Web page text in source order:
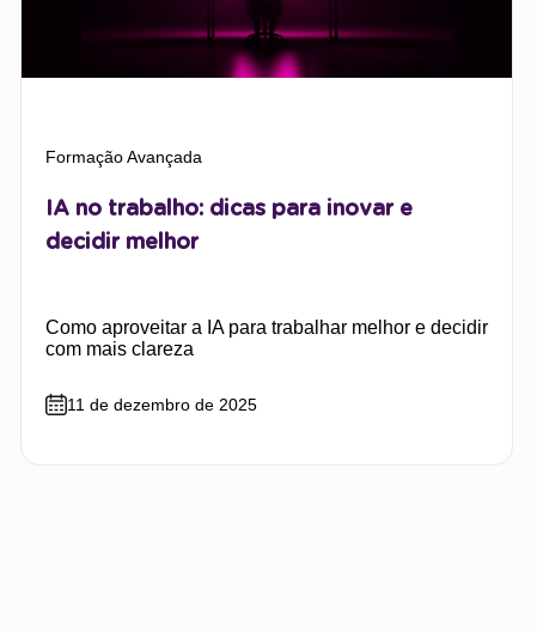
Formação Avançada
IA no trabalho: dicas para inovar e
decidir melhor
Como aproveitar a IA para trabalhar melhor e decidir
com mais clareza
11 de dezembro de 2025